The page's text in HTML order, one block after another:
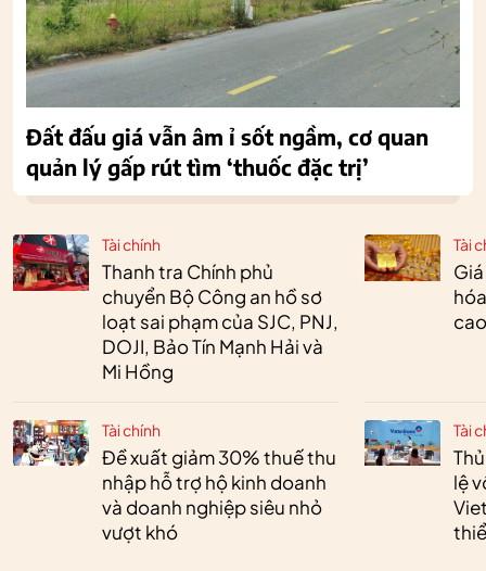
Tài chính
Thanh tra Chính phủ
chuyển Bộ Công an hồ sơ
loạt sai phạm của SJC, PNJ,
DOJI, Bảo Tín Mạnh Hải và
Mi Hồng
Tài chính
Đề xuất giảm 30% thuế thu
nhập hỗ trợ hộ kinh doanh
và doanh nghiệp siêu nhỏ
vượt khó
Tài
Tài
lệ
Đất đấu giá vẫn âm ỉ sốt ngầm, cơ quan
quản lý gấp rút tìm ‘thuốc đặc trị’